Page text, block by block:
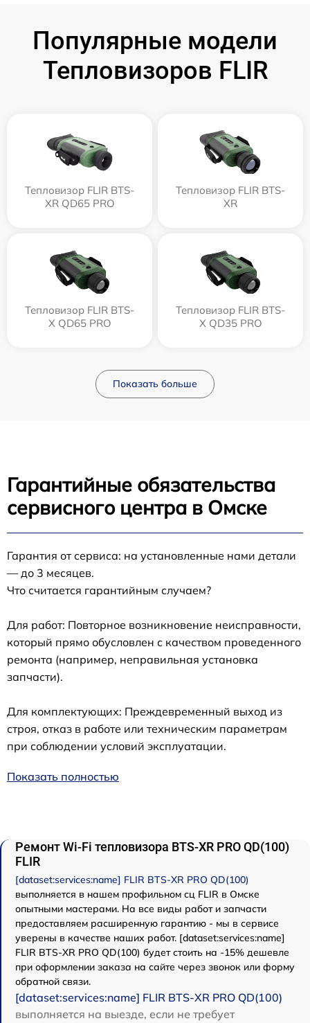
Популярные модели
Тепловизоров FLIR
Тепловизор FLIR BTS-
XR QD65 PRO
Тепловизор FLIR BTS-
XR
Тепловизор FLIR BTS-
X QD65 PRO
Тепловизор FLIR BTS-
X QD35 PRO
Показать больше
Гарантийные обязательства
сервисного центра в Омске
Гарантия от сервиса: на установленные нами детали
— до 3 месяцев.
Что считается гарантийным случаем?
Для работ: Повторное возникновение неисправности,
который прямо обусловлен с качеством проведенного
ремонта (например, неправильная установка
запчасти).
Для комплектующих: Преждевременный выход из
строя, отказ в работе или техническим параметрам
при соблюдении условий эксплуатации.
Показать полностью
Ремонт Wi-Fi тепловизора BTS-XR PRO QD(100)
FLIR
[dataset:services:name] FLIR BTS-XR PRO QD(100)
выполняется в нашем профильном сц FLIR в Омске
опытными мастерами. На все виды работ и запчасти
предоставляем расширенную гарантию - мы в сервисе
уверены в качестве наших работ. [dataset:services:name]
FLIR BTS-XR PRO QD(100) будет стоить на -15% дешевле
при оформлении заказа на сайте через звонок или форму
обратной связи.
[dataset:services:name] FLIR BTS-XR PRO QD(100)
выполняется на выезде, если не требует